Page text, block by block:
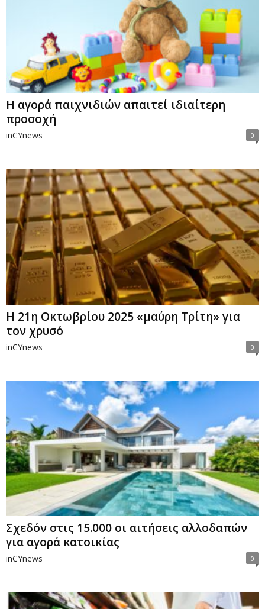
H αγορά παιχνιδιών απαιτεί ιδιαίτερη
προσοχή
inCYnews 0
Η 21η Οκτωβρίου 2025 «μαύρη Τρίτη» για
τον χρυσό
inCYnews 0
Σχεδόν στις 15.000 οι αιτήσεις αλλοδαπών
για αγορά κατοικίας
inCYnews 0